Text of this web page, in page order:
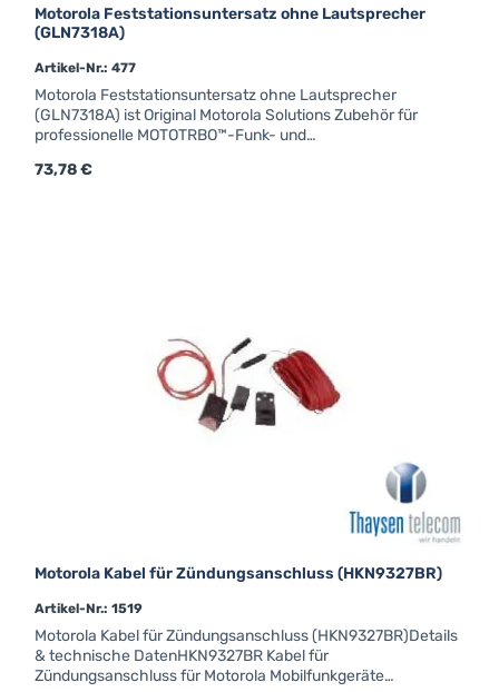
Motorola Feststationsuntersatz ohne Lautsprecher
(GLN7318A)
Artikel-Nr.: 477
Motorola Feststationsuntersatz ohne Lautsprecher
(GLN7318A) ist Original Motorola Solutions Zubehör für
professionelle MOTOTRBO™-Funk- und
Feststationsuntersatz ohne Lautsprecher (GLN7318A) ist
Regulärer Preis:
73,78 €
Motorola Kabel für Zündungsanschluss (HKN9327BR)
Artikel-Nr.: 1519
Motorola Kabel für Zündungsanschluss (HKN9327BR)Details
& technische DatenHKN9327BR Kabel für
Zündungsanschluss für Motorola Mobilfunkgeräte